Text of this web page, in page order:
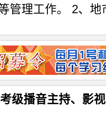
管理工作。 2、地
级播音主持、影